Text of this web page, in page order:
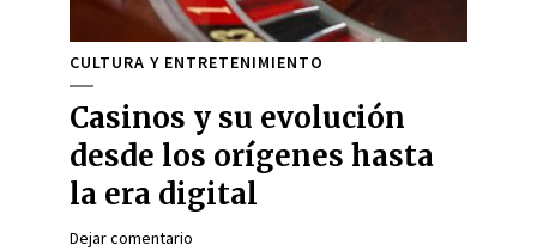
CULTURA Y ENTRETENIMIENTO
Casinos y su evolución
desde los orígenes hasta
la era digital
Dejar comentario